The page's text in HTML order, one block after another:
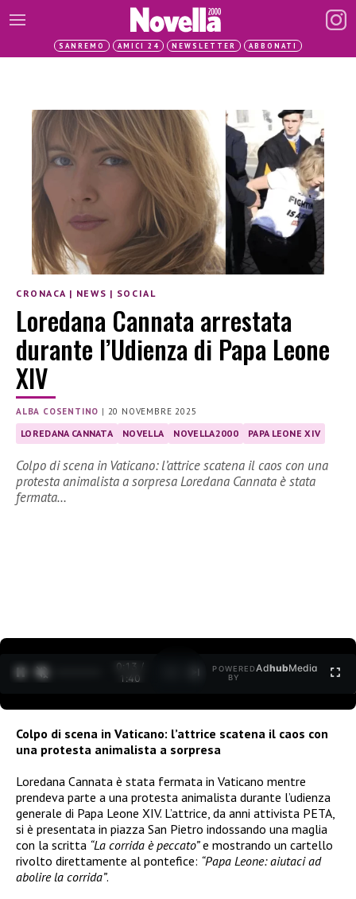
SANREMO AMICI 24 NEWSLETTER ABBONATI
CRONACA | NEWS | SOCIAL
Loredana Cannata arrestata
durante l’Udienza di Papa Leone
XIV
ALBA COSENTINO | 20 NOVEMBRE 2025
LOREDANA CANNATA NOVELLA NOVELLA2000 PAPA LEONE XIV
Colpo di scena in Vaticano: l’attrice scatena il caos con una
protesta animalista a sorpresa Loredana Cannata è stata
fermata…
0:14 /
1:40
POWERED
BY
AdhubMedia
Colpo di scena in Vaticano: l’attrice scatena il caos con
una protesta animalista a sorpresa
Loredana Cannata è stata fermata in Vaticano mentre
prendeva parte a una protesta animalista durante l’udienza
generale di Papa Leone XIV. L’attrice, da anni attivista PETA,
si è presentata in piazza San Pietro indossando una maglia
con la scritta “La corrida è peccato”e mostrando un cartello
rivolto direttamente al pontefice: “Papa Leone: aiutaci ad
abolire la corrida”.